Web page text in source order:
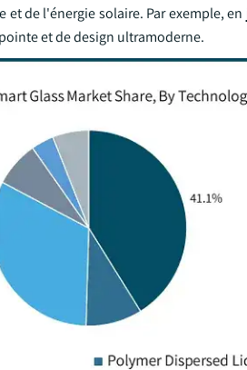
de l'énergie solaire. Par exemple, en
et de design ultramoderne.